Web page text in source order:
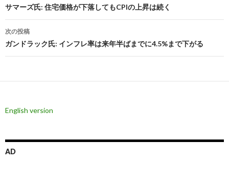
稿
ナ
ビ
ゲ
ー
ョ
サマーズ氏: 住宅価格が下落してもCPIの上昇は続く
次の投稿
ガンドラック氏: インフレ率は来年半ばまでに4.5%まで下がる
English version
AD